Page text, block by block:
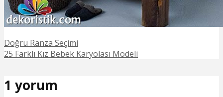
Doğru Ranza Seçimi
25 Farklı Kız Bebek Karyolası Modeli
1 yorum